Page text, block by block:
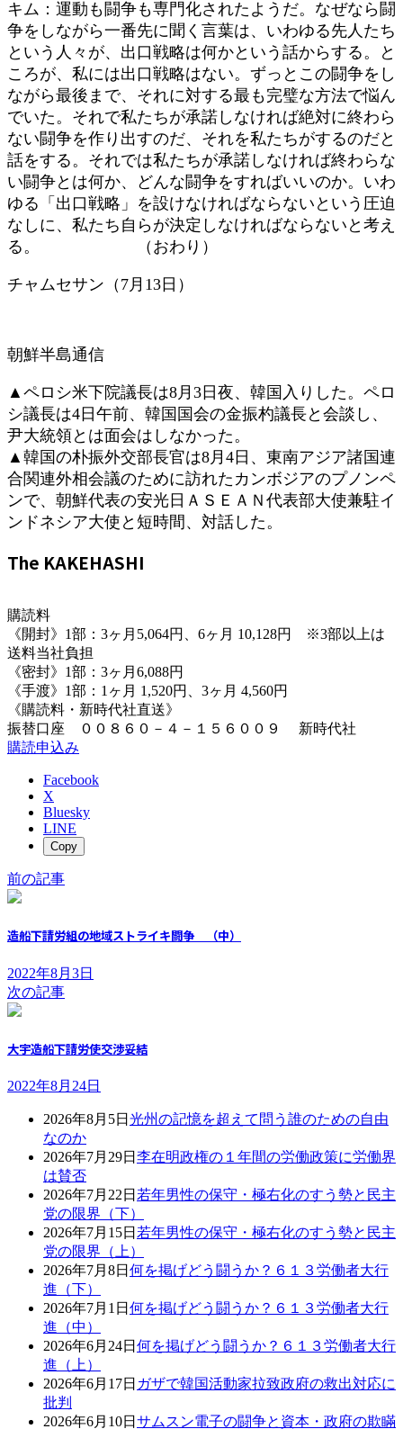
キム：運動も闘争も専門化されたようだ。なぜなら闘
争をしながら一番先に聞く言葉は、いわゆる先人たち
という人々が、出口戦略は何かという話からする。と
ころが、私には出口戦略はない。ずっとこの闘争をし
ながら最後まで、それに対する最も完璧な方法で悩ん
でいた。それで私たちが承諾しなければ絶対に終わら
ない闘争を作り出すのだ、それを私たちがするのだと
話をする。それでは私たちが承諾しなければ終わらな
い闘争とは何か、どんな闘争をすればいいのか。いわ
ゆる「出口戦略」を設けなければならないという圧迫
なしに、私たち自らが決定しなければならないと考え
る。 （おわり）
チャムセサン（7月13日）
朝鮮半島通信
▲ペロシ米下院議長は8月3日夜、韓国入りした。ペロ
シ議長は4日午前、韓国国会の金振杓議長と会談し、
尹大統領とは面会はしなかった。
▲韓国の朴振外交部長官は8月4日、東南アジア諸国連
合関連外相会議のために訪れたカンボジアのプノンペ
ンで、朝鮮代表の安光日ＡＳＥＡＮ代表部大使兼駐イ
ンドネシア大使と短時間、対話した。
The KAKEHASHI
購読料
《開封》1部：3ヶ月5,064円、6ヶ月 10,128円 ※3部以上は
送料当社負担
《密封》1部：3ヶ月6,088円
《手渡》1部：1ヶ月 1,520円、3ヶ月 4,560円
《購読料・新時代社直送》
振替口座 ００８６０－４－１５６００９ 新時代社
購読申込み
Facebook
X
Bluesky
LINE
Copy
前の記事
造船下請労組の地域ストライキ闘争 （中）
2022年8月3日
次の記事
大宇造船下請労使交渉妥結
2022年8月24日
2026年8月5日 光州の記憶を超えて問う誰のための自由
なのか
2026年7月29日 李在明政権の１年間の労働政策に労働界
は賛否
2026年7月22日 若年男性の保守・極右化のすう勢と民主
党の限界（下）
2026年7月15日 若年男性の保守・極右化のすう勢と民主
党の限界（上）
2026年7月8日 何を掲げどう闘うか？６１３労働者大行
進（下）
2026年7月1日 何を掲げどう闘うか？６１３労働者大行
進（中）
2026年6月24日 何を掲げどう闘うか？６１３労働者大行
進（上）
2026年6月17日 ガザで韓国活動家拉致政府の救出対応に
批判
2026年6月10日 サムスン電子の闘争と資本・政府の欺瞞